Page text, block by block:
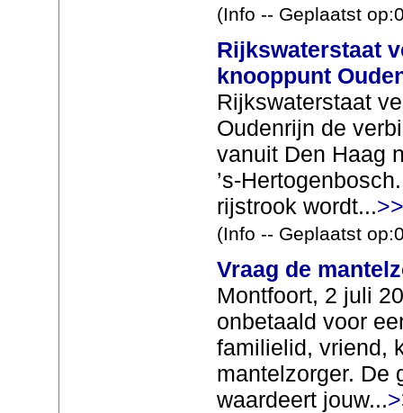
(Info -- Geplaatst
Rijkswaterstaat
knooppunt
Rijkswaterstaat
Oudenrijn de
vanuit Den Haag
rijstrook wordt...
(Info -- Geplaatst
Vraag de
Montfoort, 2 juli
onbetaald voor
familielid, vriend,
mantelzorger. De
waardeert jouw...